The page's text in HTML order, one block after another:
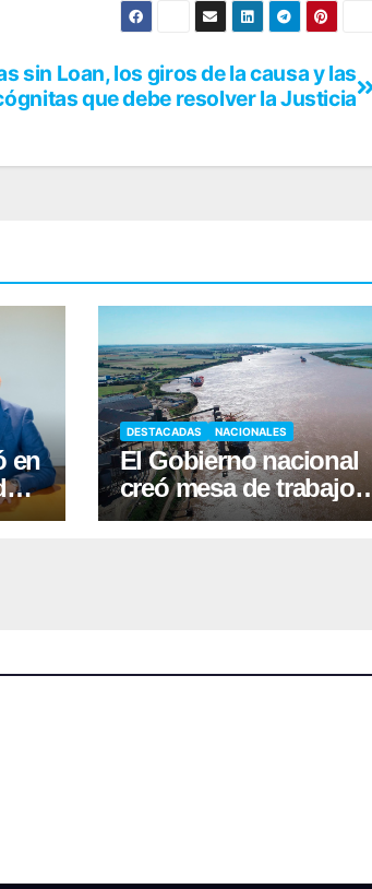
sin Loan, los giros de la causa y las
que debe resolver la Justicia
en
DESTACADAS NACIONALES
El Gobierno nacional
creó mesa de trabajo
tras suspender